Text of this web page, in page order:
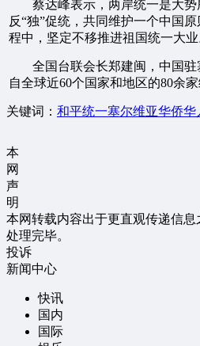
蔡达峰表示，两岸统一是大
反“独”促统，共同维护一个中国
程中，坚定不移推进祖国统一大业
全国台联会长郑建闽，中国
自全球近60个国家和地区的80余
关键词： 和平统一塞尔维亚华侨华
本
网
声
明
本网转载内容出于更直观传递信
处理完毕。
投诉
新闻中心
快讯
国内
国际